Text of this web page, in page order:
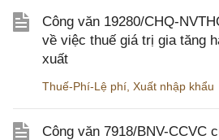
Công văn 19280/CHQ-
về việc thuế giá trị gia tăng
xuất
Thuế-Phí-Lệ phí Xuất nhập khẩu
Công văn 7918/BNV-CCVC